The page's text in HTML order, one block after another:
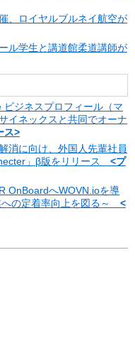
、ロイヤルブルネイ航空が
ル学生と講道館柔道講師が
ビジネスプロフィール（マ
イネックスと共同でオーナ
ス>
消に向け、外国人先輩社員
」β版をリリース <プ
OnBoardへWOVN.ioを導
への定着率向上を図る～ <